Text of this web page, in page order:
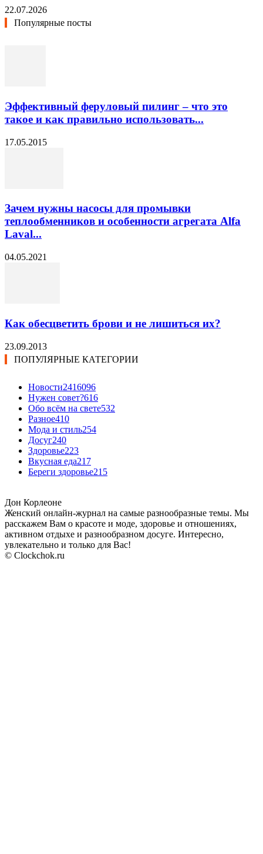
22.07.2026
Популярные посты
Эффективный феруловый пилинг – что это
такое и как правильно использовать...
17.05.2015
Зачем нужны насосы для промывки
теплообменников и особенности агрегата Alfa
Laval...
04.05.2021
Как обесцветить брови и не лишиться их?
23.09.2013
ПОПУЛЯРНЫЕ КАТЕГОРИИ
Новости2416096
Нужен совет?616
Обо всём на свете532
Разное410
Мода и стиль254
Досуг240
Здоровье223
Вкусная еда217
Береги здоровье215
Дон Корлеоне
Женский онлайн-журнал на самые разнообразные темы. Мы
расскажем Вам о красоте и моде, здоровье и отношениях,
активном отдыхе и разнообразном досуге. Интересно,
увлекательно и только для Вас!
© Clockchok.ru